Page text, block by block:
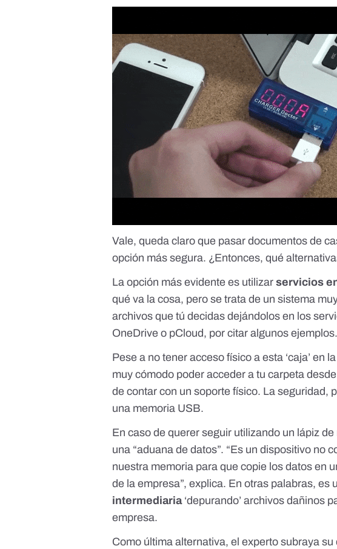
Vale, queda claro que pasar documentos de
opción más segura. ¿Entonces, qué
La opción más evidente es utilizarservicios
qué va la cosa, pero se trata de un sistema
archivos que tú decidas dejándolos en los
OneDrive o pCloud, por citar algunos ejemplos.
Pese a no tener acceso físico a esta ‘caja’ en
muy cómodo poder acceder a tu carpeta
de contar con un soporte físico. La seguridad,
una memoria USB.
En caso de querer seguir utilizando un lápiz
una “aduana de datos”. “Es un dispositivo no
nuestra memoria para que copie los datos en
de la empresa”, explica. En otras palabras, es
intermediaria‘depurando’ archivos dañinos
empresa.
Como última alternativa, el experto subraya